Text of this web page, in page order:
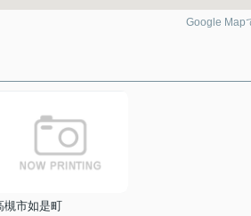
Google Map
槻市如是町